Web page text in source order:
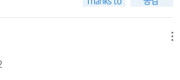
즐길 거리, 볼 거리가 상당히 많다. 사람의
자연환경은 물론이고 순박하고 친절한 사람
수밖에 없는 요소가 한가득이다. 아이슬
등이 도처에 자리 잡고 있어서 자연 속에서
행객들의 발길이 끊이지 않는다. 아이슬란